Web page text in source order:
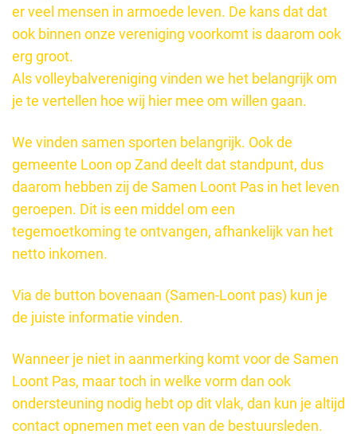
er veel mensen in armoede leven. De kans dat dat
ook binnen onze vereniging voorkomt is daarom ook
erg groot.
Als volleybalvereniging vinden we het belangrijk om
je te vertellen hoe wij hier mee om willen gaan.
We vinden samen sporten belangrijk. Ook de
gemeente Loon op Zand deelt dat standpunt, dus
daarom hebben zij de Samen Loont Pas in het leven
geroepen. Dit is een middel om een
tegemoetkoming te ontvangen, afhankelijk van het
netto inkomen.
Via de button bovenaan (Samen-Loont pas) kun je
de juiste informatie vinden.
Wanneer je niet in aanmerking komt voor de Samen
Loont Pas, maar toch in welke vorm dan ook
ondersteuning nodig hebt op dit vlak, dan kun je altijd
contact opnemen met een van de bestuursleden.